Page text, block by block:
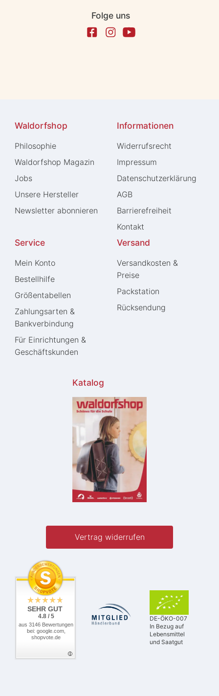
Folge uns
Waldorfshop
Philosophie
Waldorfshop Magazin
Jobs
Unsere Hersteller
Newsletter abonnieren
Informationen
Widerrufs­recht
Impressum
Daten­schutz­erklärung
AGB
Barrierefreiheit
Kontakt
Service
Mein Konto
Bestellhilfe
Größentabellen
Zahlungsarten &
Bankverbindung
Für Einrichtungen &
Geschäftskunden
Versand
Versandkosten &
Preise
Packstation
Rücksendung
Katalog
Vertrag widerrufen
SEHR GUT
4.8 / 5
aus 3146 Bewertungen
bei: google.com,
shopvote.de
DE-ÖKO-007
In Bezug auf
Lebensmittel
und Saatgut